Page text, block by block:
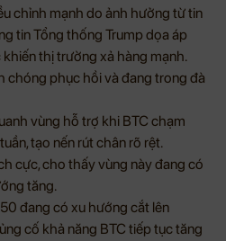
chỉnh mạnh do ảnh hưởng từ tin
tin Tổng thống Trump dọa áp
thị trường xả hàng mạnh.
chóng phục hồi và đang trong đà
vùng hỗ trợ khi BTC chạm
tạo nến rút chân rõ rệt.
cực, cho thấy vùng này đang có
tăng.
đang có xu hướng cắt lên
cố khả năng BTC tiếp tục tăng